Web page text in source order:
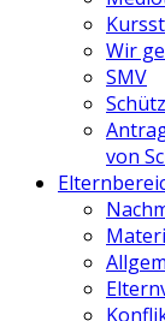
Wir
SMV
von